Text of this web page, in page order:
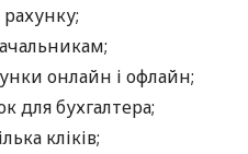
онлайн і офлайн;
для бухгалтера;
кліків;